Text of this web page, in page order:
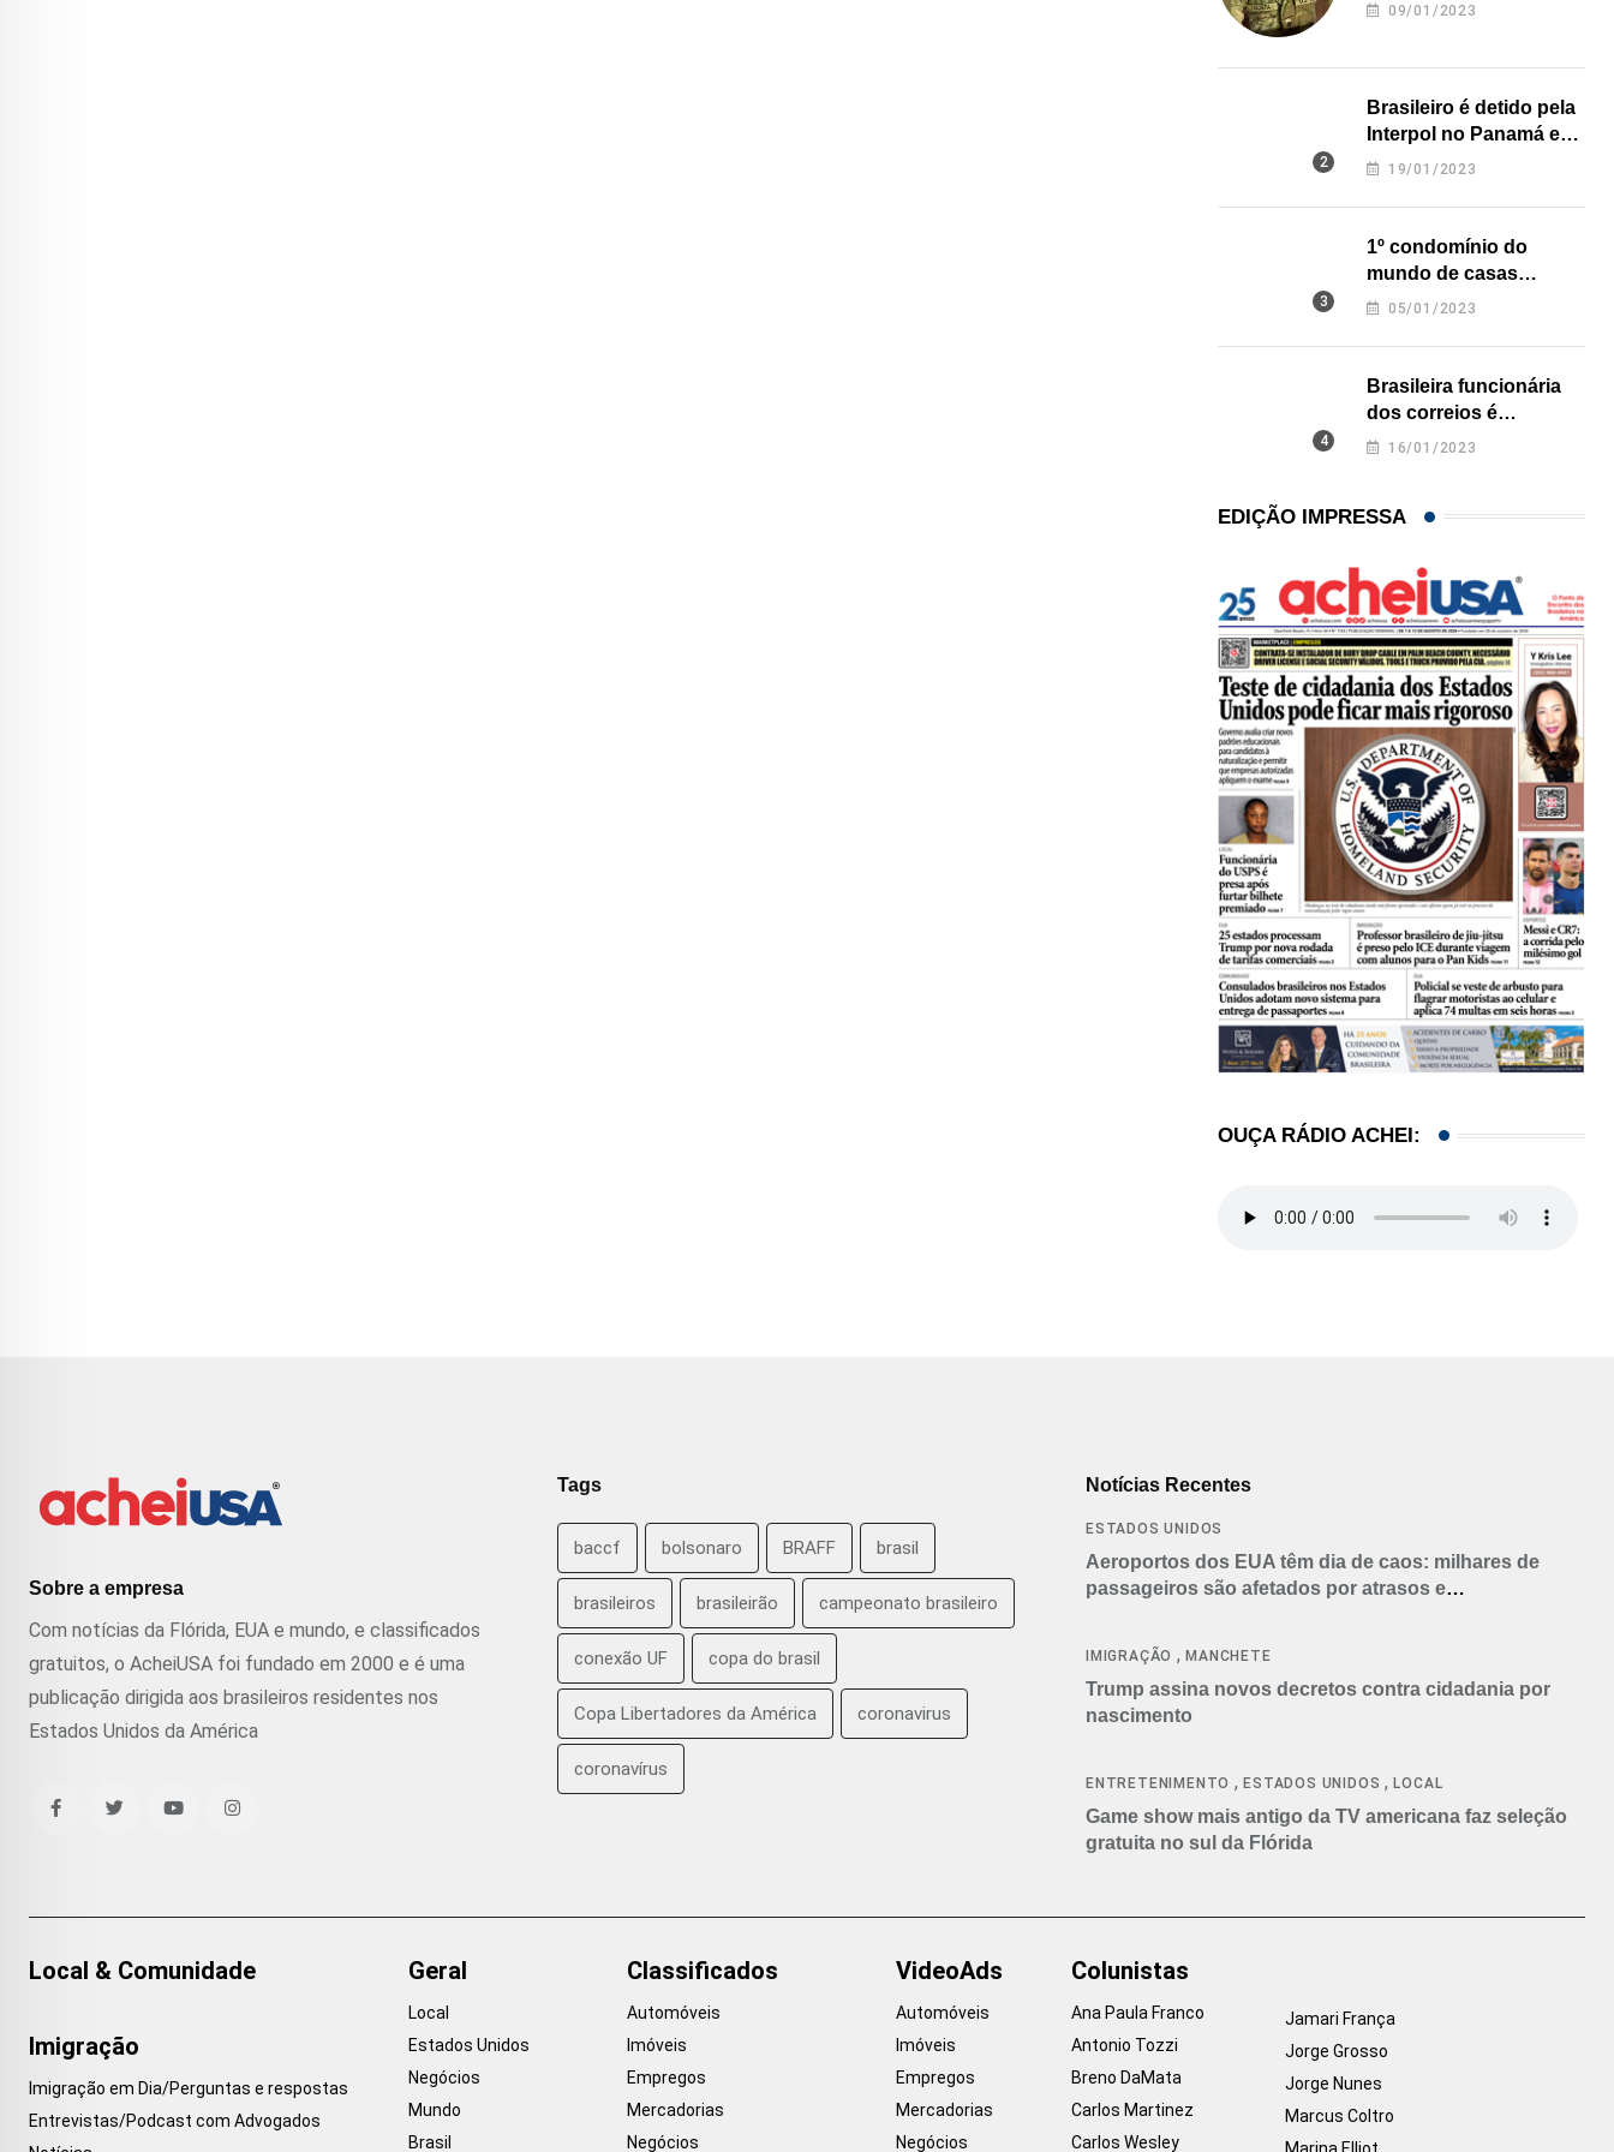
09/01/2023
Brasileiro é detido pela
Interpol no Panamá e
pode pegar prisão
19/01/2023
1º condomínio do
mundo de casas
impressas em 3D é
05/01/2023
Brasileira funcionária
dos correios é
assassinada a facadas
16/01/2023
EDIÇÃO IMPRESSA
OUÇA RÁDIO ACHEI:
Sobre a empresa
Com notícias da Flórida, EUA e mundo, e classificados
gratuitos, o AcheiUSA foi fundado em 2000 e é uma
publicação dirigida aos brasileiros residentes nos
Estados Unidos da América
Tags
baccf bolsonaro BRAFF brasil
brasileiros brasileirão campeonato brasileiro
conexão UF copa do brasil
Copa Libertadores da América coronavirus
coronavírus
Notícias Recentes
ESTADOS UNIDOS
Aeroportos dos EUA têm dia de caos: milhares de
passageiros são afetados por atrasos e
IMIGRAÇÃO ,MANCHETE
Trump assina novos decretos contra cidadania por
nascimento
ENTRETENIMENTO ,ESTADOS UNIDOS ,LOCAL
Game show mais antigo da TV americana faz seleção
gratuita no sul da Flórida
Local & Comunidade
Imigração
Imigração em Dia/Perguntas e respostas
Entrevistas/Podcast com Advogados
Geral
Local
Estados Unidos
Negócios
Mundo
Brasil
Classificados
Automóveis
Imóveis
Empregos
Mercadorias
Negócios
VideoAds
Automóveis
Imóveis
Empregos
Mercadorias
Negócios
Colunistas
Ana Paula Franco
Antonio Tozzi
Breno DaMata
Carlos Martinez
Carlos Wesley
Jamari França
Jorge Grosso
Jorge Nunes
Marcus Coltro